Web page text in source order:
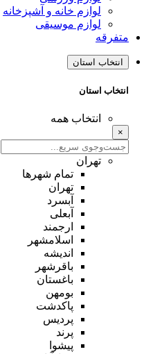
لوازم خانه و آشپزخانه
لوازم موسیقی
متفرقه
انتخاب استان
انتخاب استان
انتخاب همه
×
تهران
تمام شهر‌ها
تهران
آبسرد
آبعلی
ارجمند
اسلامشهر
اندیشه
باقرشهر
باغستان
بومهن
پاکدشت
پردیس
پرند
پیشوا